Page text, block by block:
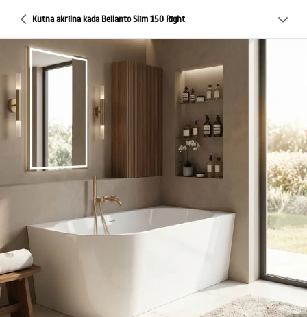
Kutna akrilna kada Bellanto Slim 150 Right